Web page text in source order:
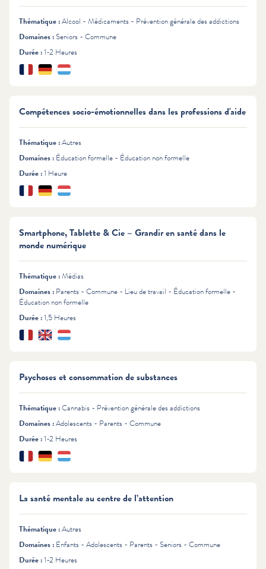
Thématique :Alcool - Médicaments - Prévention générale des addictions
Domaines :Seniors - Commune
Durée :1-2 Heures
Langues :
FrançaisDeutschLëtzebuergesch
Compétences socio-émotionnelles dans les professions d'aide
Thématique :Autres
Domaines : Éducation formelle - Éducation non formelle
Durée :1 Heure
Langues :
FrançaisDeutschLëtzebuergesch
Smartphone, Tablette & Cie – Grandir en santé dans le
monde numérique
Thématique :Médias
Domaines : Parents - Commune - Lieu de travail - Éducation formelle -
Éducation non formelle
Durée :1,5 Heures
Langues :
FrançaisEnglishLëtzebuergesch
Psychoses et consommation de substances
Thématique :Cannabis - Prévention générale des addictions
Domaines :Adolescents - Parents - Commune
Durée :1-2 Heures
Langues :
FrançaisDeutschLëtzebuergesch
La santé mentale au centre de l’attention
Thématique :Autres
Domaines : Enfants - Adolescents - Parents - Seniors - Commune
Durée :1-2 Heures